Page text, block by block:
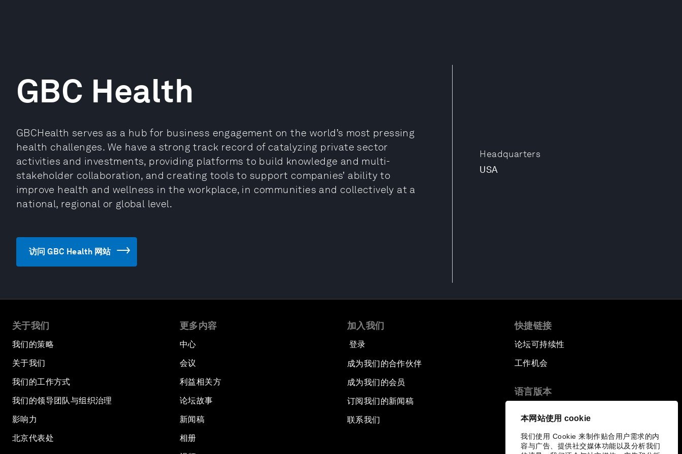
本网站使用 cookie
我们使用 Cookie 来制作贴合用户需求的内
容与广告、提供社交媒体功能以及分析我们
Headquarters
USA
GBC Health
GBCHealth serves as a hub for business engagement on the world’s most pressing
health challenges. We have a strong track record of catalyzing private sector
activities and investments, providing platforms to build knowledge and multi-
stakeholder collaboration, and creating tools to support companies’ ability to
improve health and wellness in the workplace, in communities and collectively at a
national, regional or global level.
访问 GBC Health 网站
关于我们
我们的策略
关于我们
我们的工作方式
我们的领导团队与组织治理
影响力
北京代表处
更多内容
中心
会议
利益相关方
论坛故事
新闻稿
相册
加入我们
登录
成为我们的合作伙伴
成为我们的会员
订阅我们的新闻稿
联系我们
快捷链接
论坛可持续性
工作机会
语言版本